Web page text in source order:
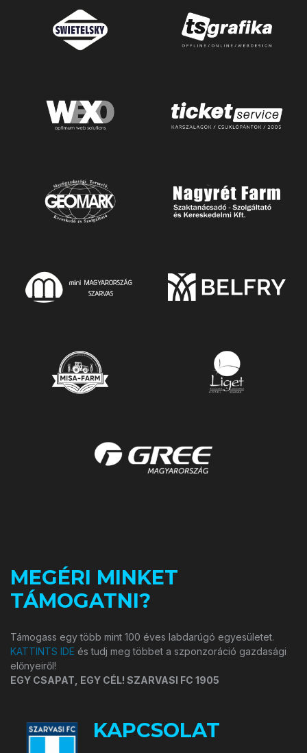
MEGÉRI MINKET
TÁMOGATNI?
Támogass egy több mint 100 éves labdarúgó egyesületet.
KATTINTS IDE és tudj meg többet a szponzoráció gazdasági
előnyeiről!
EGY CSAPAT, EGY CÉL! SZARVASI FC 1905
KAPCSOLAT